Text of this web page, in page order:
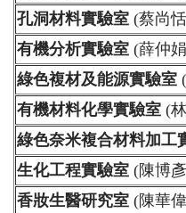
孔洞材料實驗室 (蔡尚
有機分析實驗室 (薛仲
綠色複材及能源實驗室
有機材料化學實驗室 (
綠色奈米複合材料加工
生化工程實驗室 (陳博
香妝生醫研究室 (陳華